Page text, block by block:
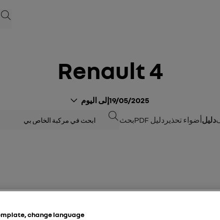
بحث
Renault 4
19/05/2025إلى اليوم
دليل أضواء تحذير دليل PDF بحث
بحث
المتعددة التي تؤثر على القيادة، والإضاءة المحيطة، والراحة، ووضعية القيادة:
change language